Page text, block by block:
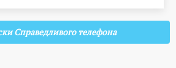
Справедливого телефона